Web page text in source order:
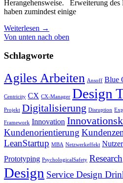
Herangehensweise. Erweiterung des
haben zumindest einige
Weiterlesen →
Von unten nach oben
Schlagworte
Agiles Arbeiten Ansoff Blue
Centricity CX CX-Manager Design
Projekt Digitalisierung Disruption
Framework Innovation
Kundenorientierung
LeanStartup MBA Netzwerkeffekt
Prototyping PsychologicalSafety Research
Design Service Design